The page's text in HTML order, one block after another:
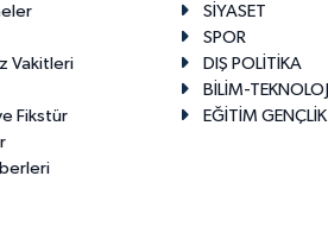
Vakitleri
Fikstür
SİYASET
SPOR
DIŞ POLİTİKA
BİLİM-TEKNOLOJİ
EĞİTİM GENÇLİK